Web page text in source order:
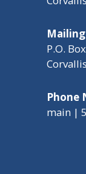
P.O.
Phone
main |